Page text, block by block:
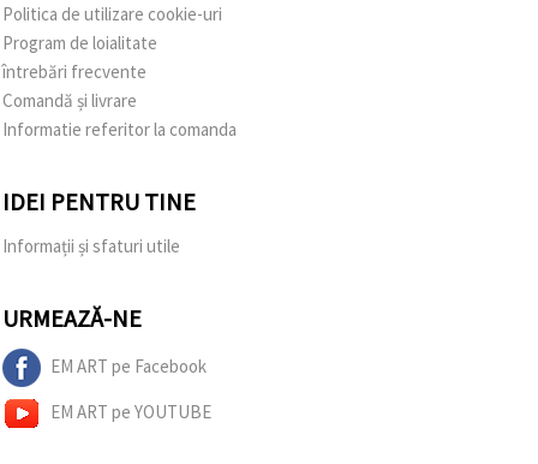
Politica de utilizare cookie-uri
Program de loialitate
întrebări frecvente
Comandă și livrare
Informatie referitor la comanda
IDEI PENTRU TINE
Informații și sfaturi utile
URMEAZĂ-NE
EM ART pe Facebook
EM ART pe YOUTUBE